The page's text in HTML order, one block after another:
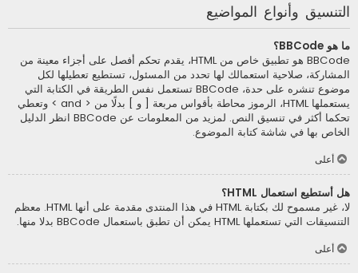
التنسيق وأنواع المواضيع
ما هو BBCode؟
BBCode هو تطبيق خاص من HTML، يقدم تحكم أفصل على أجزاء معينة من
المشاركة، صلاحية استعمالك لها تحدد من المسئول، تستطيع تعطيلها لكل
موضوع تنشره على حدة، BBCode تستعمل نفس الطريقة في الكتابة التي
يستعملها HTML، الرموز محاطة بأقواس مربعة [ و ] بدلًا من < and > وتعطي
تحكما أكثر في تنسيق النص. لمزيد من المعلومات عن BBCode انظر الدليل
الخاص بها في شاشة كتابة الموضوع.
أعلى
هل أستطيع استعمال HTML؟
لا، غير مسموح لك بكتابة HTML في هذا المنتدى مقدمة على أنها HTML. معظم
التنسيقات التي تستعملها HTML يمكن أن تطبق باستعمال BBCode بدلا منها.
أعلى